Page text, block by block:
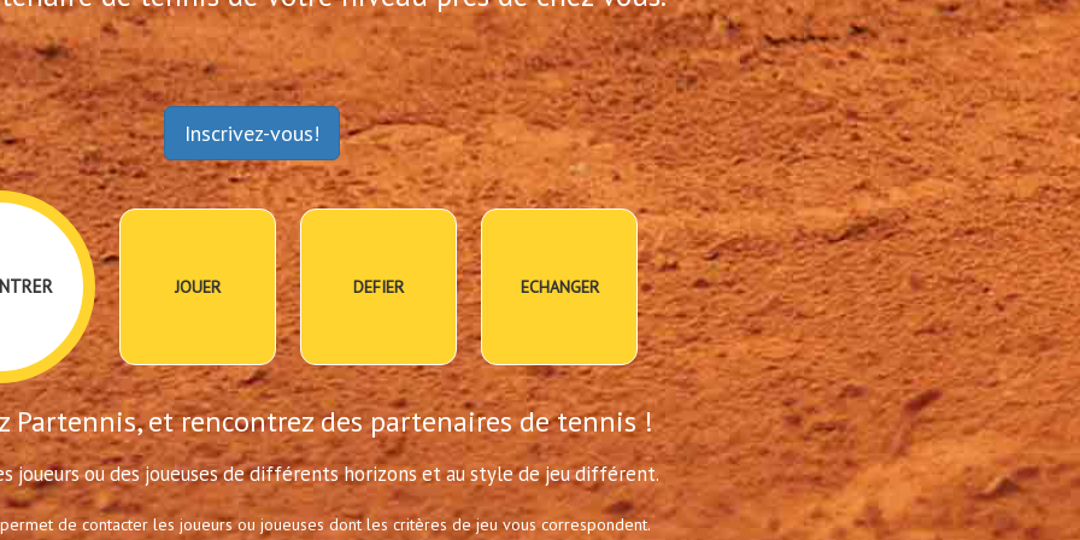
Inscrivez-vous!
JOUER DEFIER ECHANGER
Partennis, et rencontrez des partenaires de tennis !
joueurs ou des joueuses de différents horizons et au style de jeu différent.
de contacter les joueurs ou joueuses dont les critères de jeu vous correspondent.